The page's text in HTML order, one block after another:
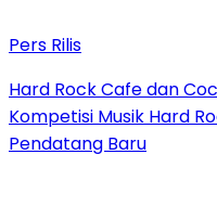
Pers Rilis
Hard Rock Cafe dan
Kompetisi Musik Hard
Pendatang Baru